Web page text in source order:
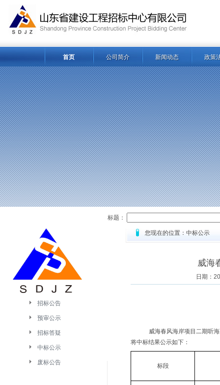
首页 公司简介 新闻动态 政策
标题：
招标公告
预审公示
招标答疑
中标公示
废标公告
您现在的位置：中标公示
威海
日期：
威海春风海岸项目二期听
将中标结果公示如下：
标段